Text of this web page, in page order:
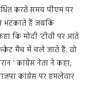
करते समय पीएम पर
भटकाते हैं जबकि
कि मोदी ‘टीवी पर आते
मैच में चले जाते हैं. वो
‘ कांग्रेस नेता ने कहा,
कांग्रेस पर हमलेवार